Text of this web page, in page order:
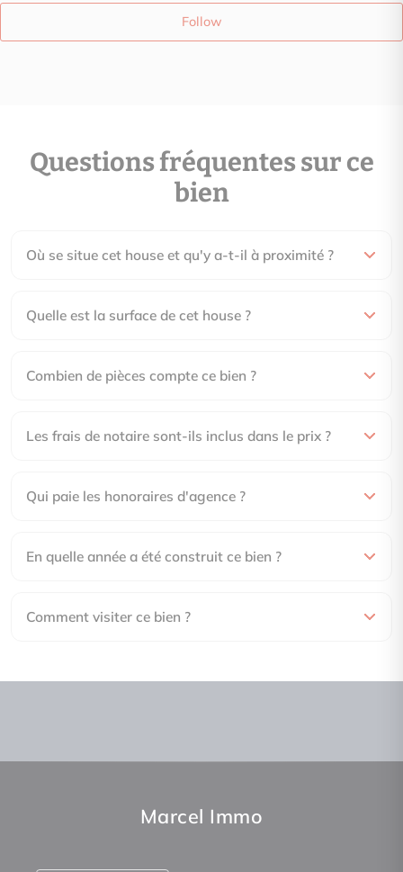
Follow
Questions fréquentes sur ce
bien
Où se situe cet house et qu'y a-t-il à proximité ?
Quelle est la surface de cet house ?
Combien de pièces compte ce bien ?
Les frais de notaire sont-ils inclus dans le prix ?
Qui paie les honoraires d'agence ?
En quelle année a été construit ce bien ?
Comment visiter ce bien ?
Marcel Immo